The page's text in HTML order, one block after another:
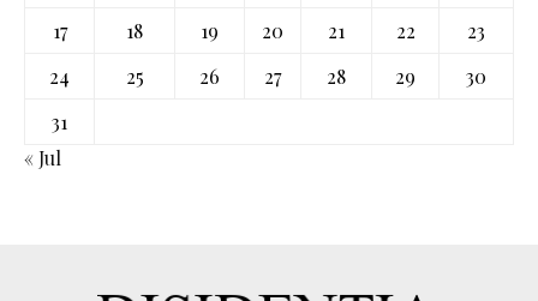
17
18 19 20 21 22
23
24
25 26 27 28 29
30
31
« Jul